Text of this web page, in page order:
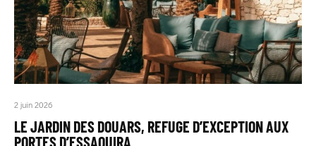
2 juin 2026
LE JARDIN DES DOUARS, REFUGE D’EXCEPTION AUX
PORTES D’ESSAOUIRA